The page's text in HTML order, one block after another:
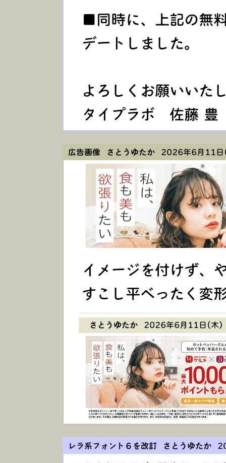
■同時に、上記の無
デートしました。
よろしくお願いい
タイプラボ 佐藤 豊
広告画像 さとうゆたか2026年6月11日
イメージを付けず、
すこし平べったく変
さとうゆたか 2026年6月11日(木
レラ系フォント６を改訂 さとうゆたか